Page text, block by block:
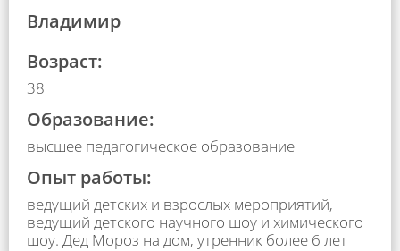
Владимир
Возраст:
38
Образование:
высшее педагогическое образование
Опыт работы:
ведущий детских и взрослых мероприятий,
ведущий детского научного шоу и химического
шоу. Дед Мороз на дом, утренник более 6 лет